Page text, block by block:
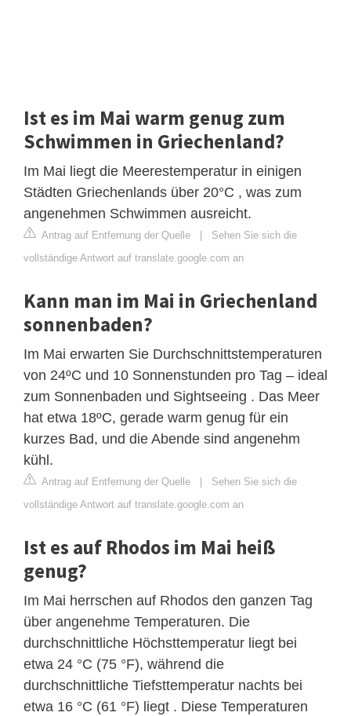
Ist es im Mai warm genug zum
Schwimmen in Griechenland?
Im Mai liegt die Meerestemperatur in einigen
Städten Griechenlands über 20°C , was zum
angenehmen Schwimmen ausreicht.
Antrag auf Entfernung der Quelle | Sehen Sie sich die
vollständige Antwort auf translate.google.com an
Kann man im Mai in Griechenland
sonnenbaden?
Im Mai erwarten Sie Durchschnittstemperaturen
von 24ºC und 10 Sonnenstunden pro Tag – ideal
zum Sonnenbaden und Sightseeing . Das Meer
hat etwa 18ºC, gerade warm genug für ein
kurzes Bad, und die Abende sind angenehm
kühl.
Antrag auf Entfernung der Quelle | Sehen Sie sich die
vollständige Antwort auf translate.google.com an
Ist es auf Rhodos im Mai heiß
genug?
Im Mai herrschen auf Rhodos den ganzen Tag
über angenehme Temperaturen. Die
durchschnittliche Höchsttemperatur liegt bei
etwa 24 °C (75 °F), während die
durchschnittliche Tiefsttemperatur nachts bei
etwa 16 °C (61 °F) liegt . Diese Temperaturen